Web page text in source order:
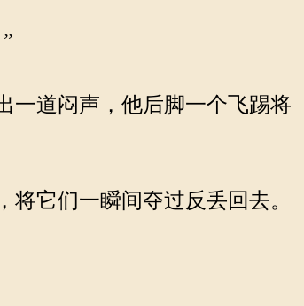
一道闷声，他后脚一个飞踢将
它们一瞬间夺过反丢回去。